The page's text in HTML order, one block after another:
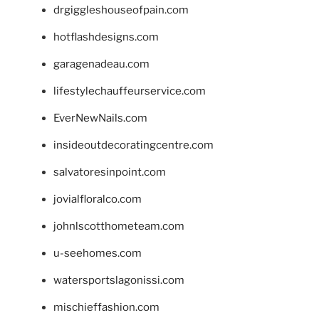
drgiggleshouseofpain.com
hotflashdesigns.com
garagenadeau.com
lifestylechauffeurservice.com
EverNewNails.com
insideoutdecoratingcentre.com
salvatoresinpoint.com
jovialfloralco.com
johnlscotthometeam.com
u-seehomes.com
watersportslagonissi.com
mischieffashion.com